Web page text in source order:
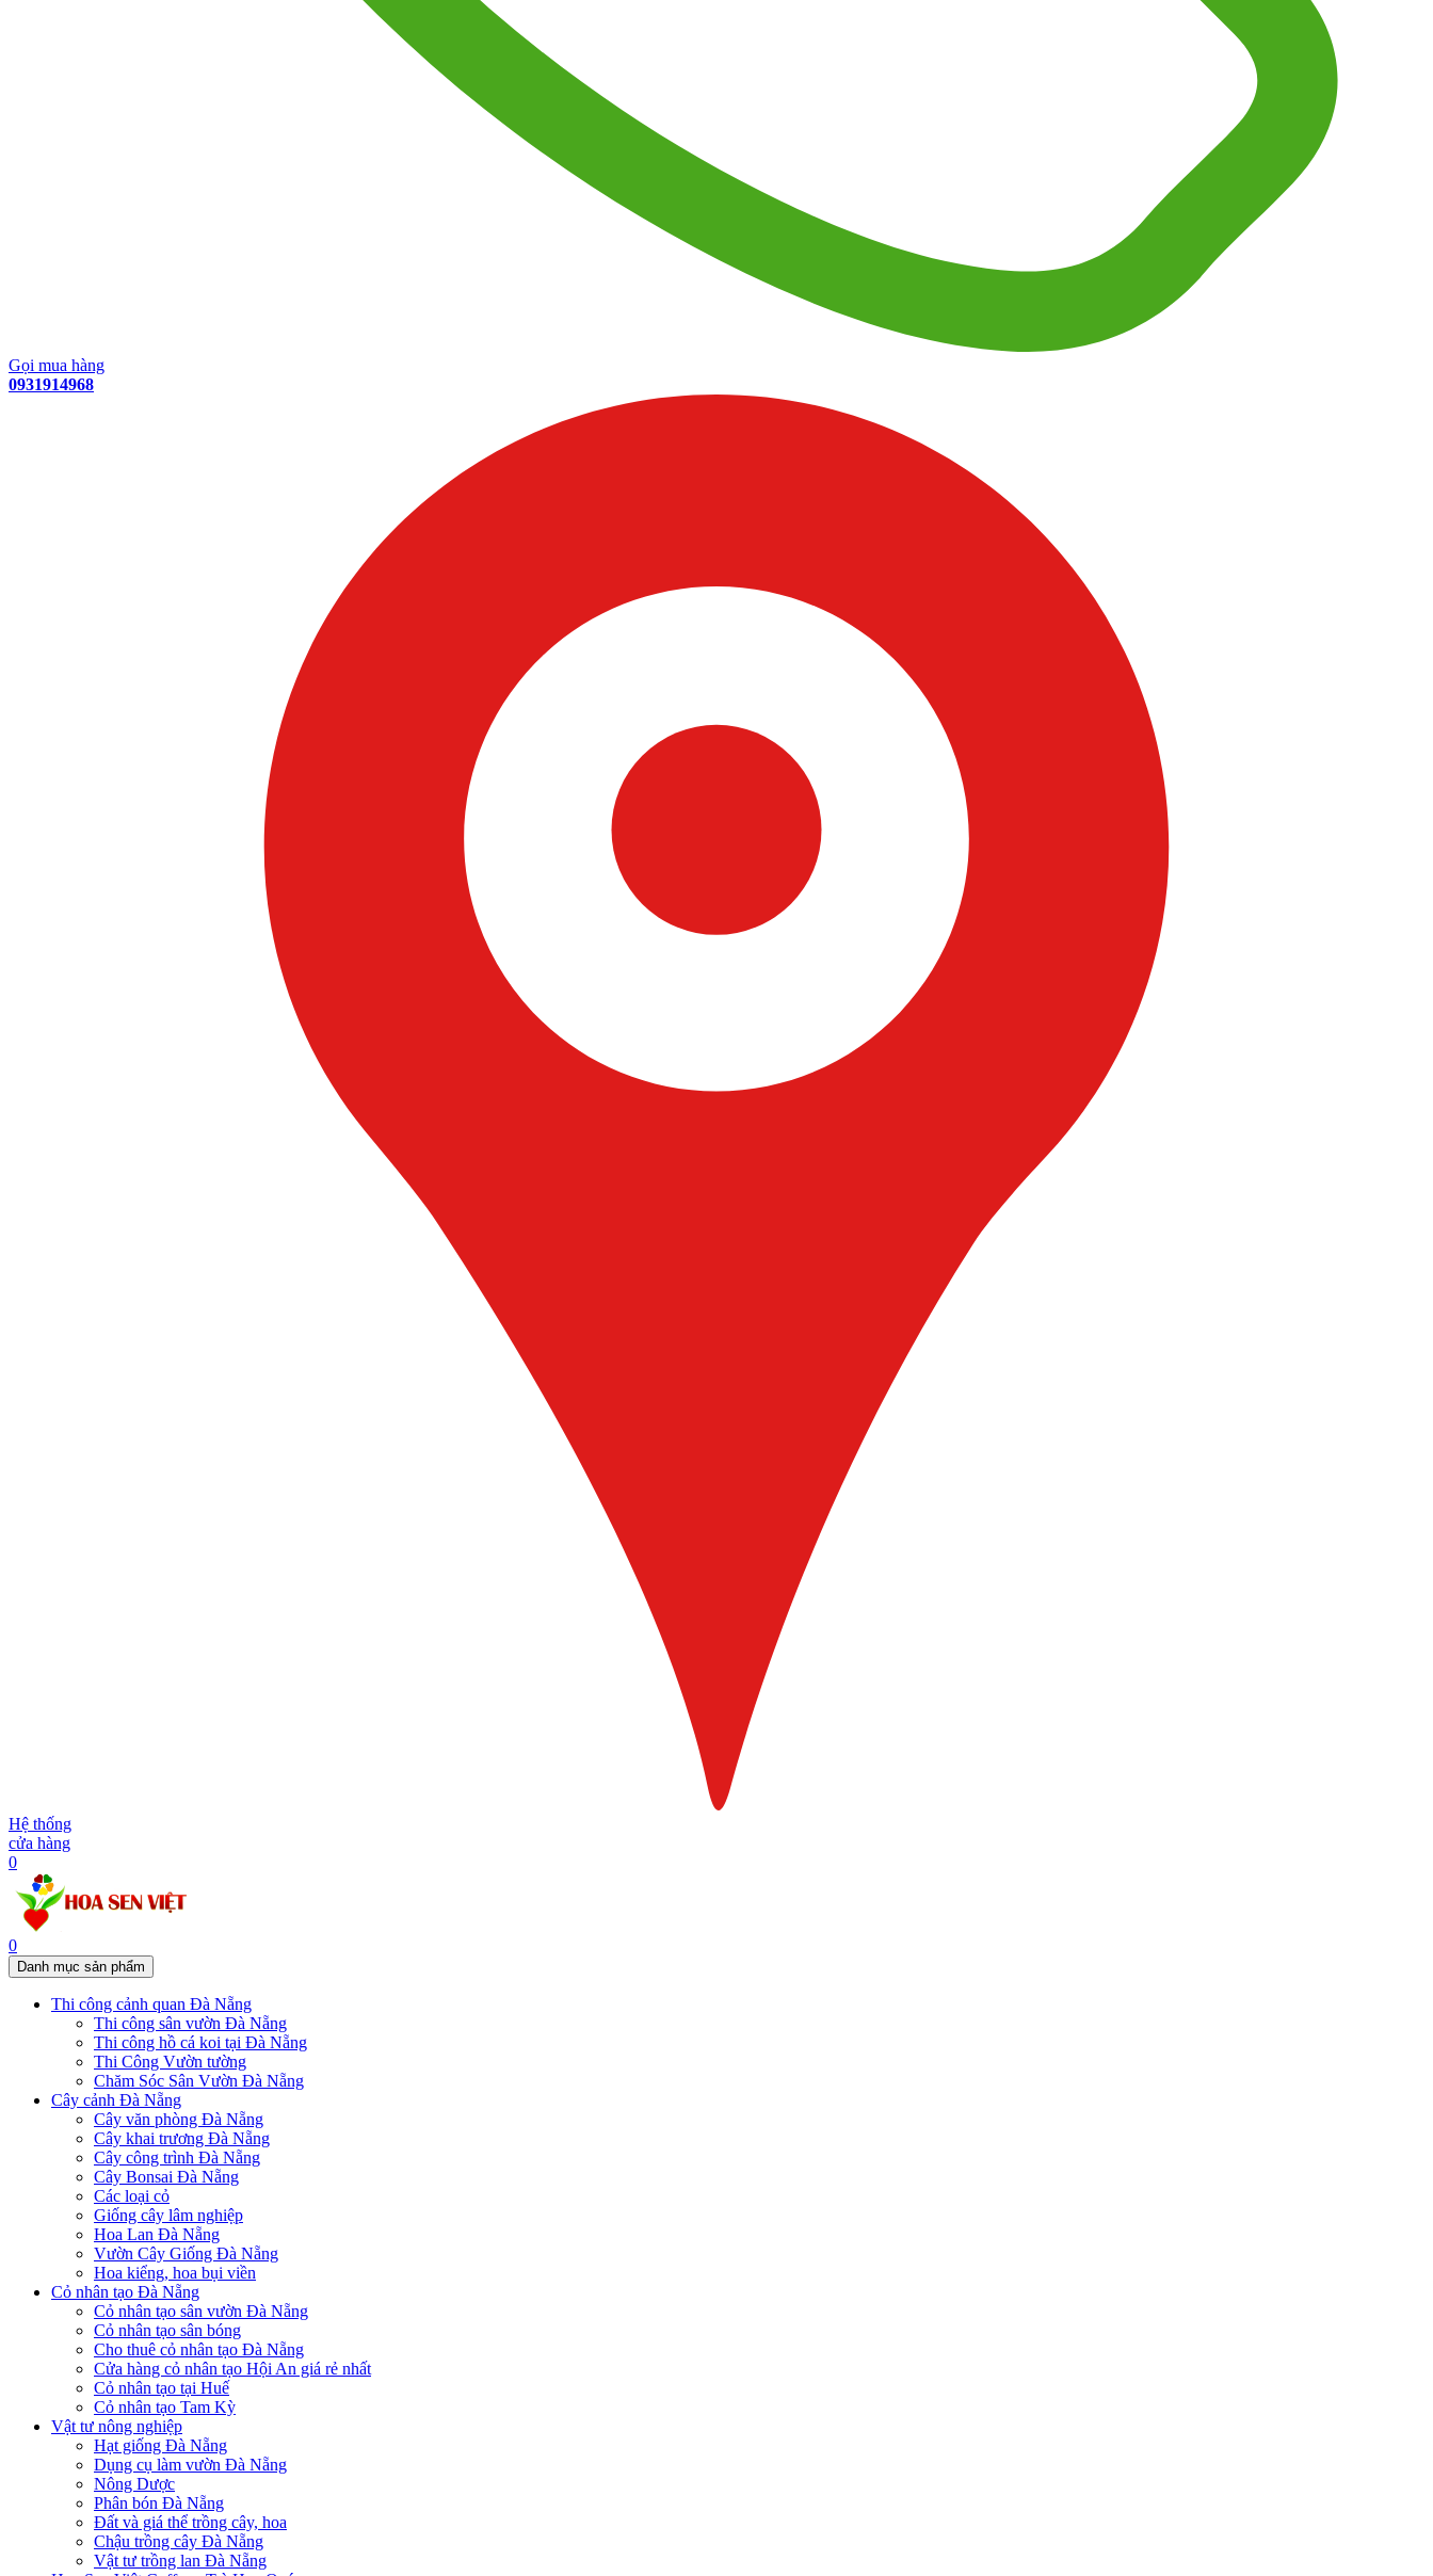
Gọi mua hàng
0931914968
Hệ thống
cửa hàng
0
0
Danh mục sản phẩm
Thi công cảnh quan Đà Nẵng
Thi công sân vườn Đà Nẵng
Thi công hồ cá koi tại Đà Nẵng
Thi Công Vườn tường
Chăm Sóc Sân Vườn Đà Nẵng
Cây cảnh Đà Nẵng
Cây văn phòng Đà Nẵng
Cây khai trương Đà Nẵng
Cây công trình Đà Nẵng
Cây Bonsai Đà Nẵng
Các loại cỏ
Giống cây lâm nghiệp
Hoa Lan Đà Nẵng
Vườn Cây Giống Đà Nẵng
Hoa kiểng, hoa bụi viền
Cỏ nhân tạo Đà Nẵng
Cỏ nhân tạo sân vườn Đà Nẵng
Cỏ nhân tạo sân bóng
Cho thuê cỏ nhân tạo Đà Nẵng
Cửa hàng cỏ nhân tạo Hội An giá rẻ nhất
Cỏ nhân tạo tại Huế
Cỏ nhân tạo Tam Kỳ
Vật tư nông nghiệp
Hạt giống Đà Nẵng
Dụng cụ làm vườn Đà Nẵng
Nông Dược
Phân bón Đà Nẵng
Đất và giá thể trồng cây, hoa
Chậu trồng cây Đà Nẵng
Vật tư trồng lan Đà Nẵng